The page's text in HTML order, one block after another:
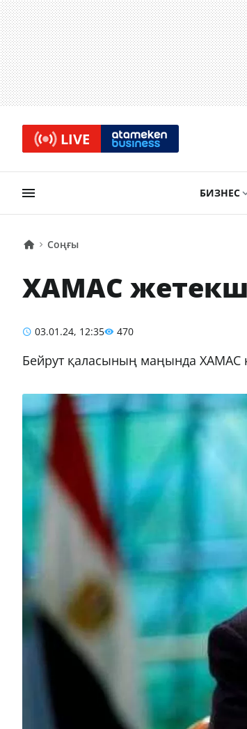
LIVE
БИЗНЕС
Соңғы
ХАМАС
03.01.24, 12:35 470
Бейрут қаласының маңында ХАМАС